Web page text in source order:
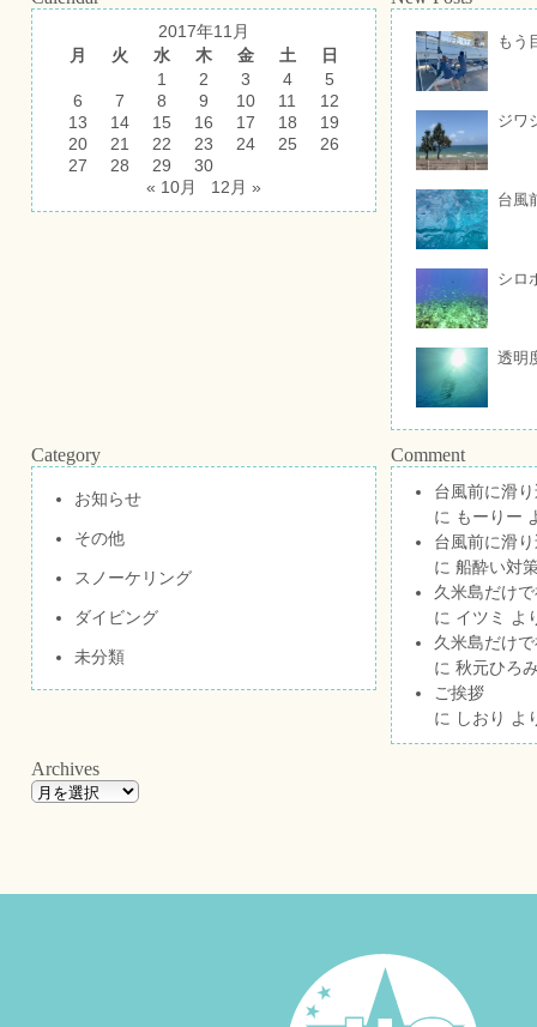
2017年11月
月
火 水 木 金 土
日
1
2 3 4
5
6
7 8 9 10 11
12
13
14 15 16 17 18
19
20
21 22 23 24 25
26
27
28 29
30
« 10月
12月 »
もう
ジワ
台風
シロ
透明
Category
お知らせ
その他
スノーケリング
ダイビング
未分類
Comment
台風前に滑
に もーりー
台風前に滑
に 船酔い対
久米島だけ
に イツミ
よ
久米島だけ
に 秋元ひろ
ご挨拶
に しおり よ
Archives